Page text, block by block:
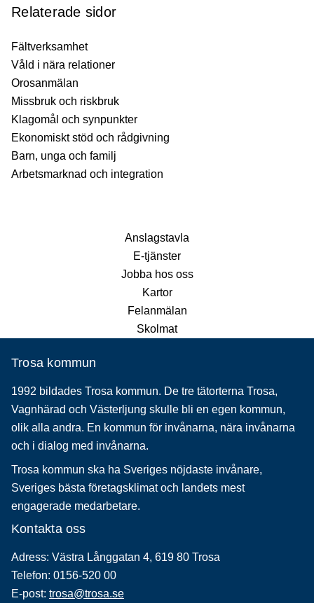
Relaterade sidor
Fältverksamhet
Våld i nära relationer
Orosanmälan
Missbruk och riskbruk
Klagomål och synpunkter
Ekonomiskt stöd och rådgivning
Barn, unga och familj
Arbetsmarknad och integration
Anslagstavla
E-tjänster
Jobba hos oss
Kartor
Felanmälan
Skolmat
Trosa kommun
1992 bildades Trosa kommun. De tre tätorterna Trosa,
Vagnhärad och Västerljung skulle bli en egen kommun,
olik alla andra. En kommun för invånarna, nära invånarna
och i dialog med invånarna.
Trosa kommun ska ha Sveriges nöjdaste invånare,
Sveriges bästa företagsklimat och landets mest
engagerade medarbetare.
Kontakta oss
Adress: Västra Långgatan 4, 619 80 Trosa
Telefon: 0156-520 00
E-post: trosa@trosa.se